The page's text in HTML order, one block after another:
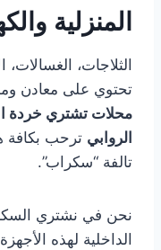
المنزلية
الثلاجات،
تحتوي على معادن
محلات تشتري خردة
الروابي ترحب بكافة
تالفة “سكراب”.
نحن في نشتري
الداخلية لهذه